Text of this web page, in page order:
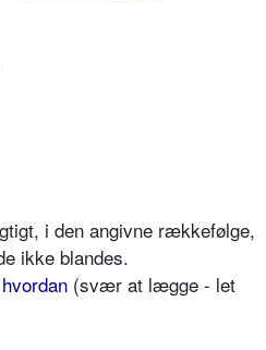
i den angivne rækkefølge,
ikke blandes.
(svær at lægge - let